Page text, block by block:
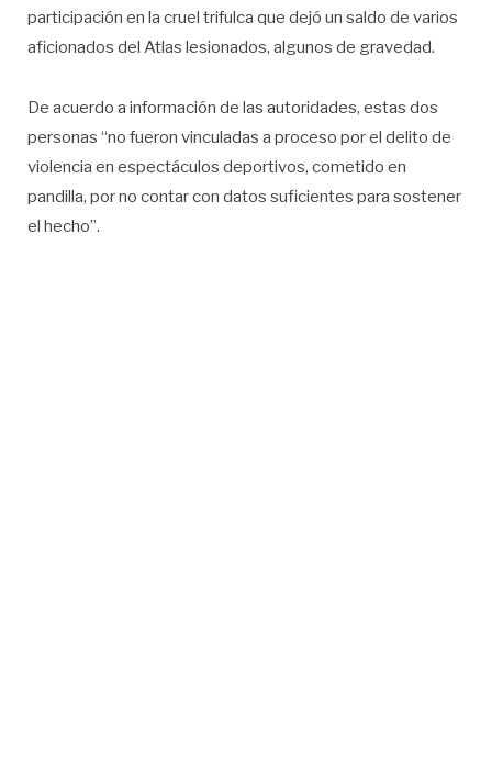
participación en la cruel trifulca que dejó un saldo de varios
aficionados del Atlas lesionados, algunos de gravedad.
De acuerdo a información de las autoridades, estas dos
personas “no fueron vinculadas a proceso por el delito de
violencia en espectáculos deportivos, cometido en
pandilla, por no contar con datos suficientes para sostener
el hecho”.